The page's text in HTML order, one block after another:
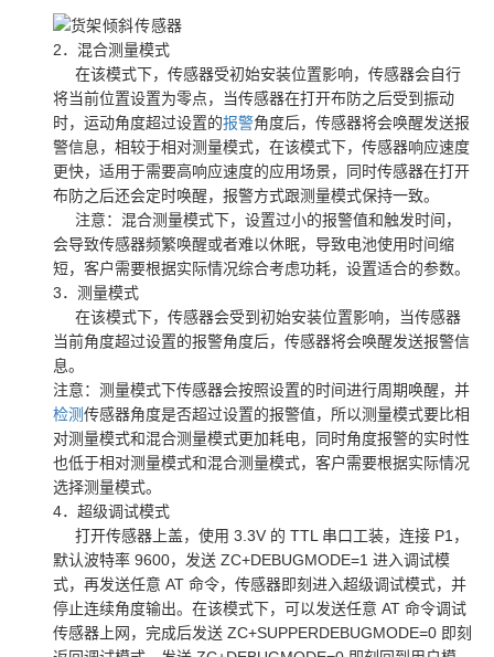
2．混合测量模式
在该模式下，传感器受初始安装位置影响，传感器会自行
将当前位置设置为零点，当传感器在打开布防之后受到振动
时，运动角度超过设置的报警角度后，传感器将会唤醒发送报
警信息，相较于相对测量模式，在该模式下，传感器响应速度
更快，适用于需要高响应速度的应用场景，同时传感器在打开
布防之后还会定时唤醒，报警方式跟测量模式保持一致。
注意：混合测量模式下，设置过小的报警值和触发时间，
会导致传感器频繁唤醒或者难以休眠，导致电池使用时间缩
短，客户需要根据实际情况综合考虑功耗，设置适合的参数。
3．测量模式
在该模式下，传感器会受到初始安装位置影响，当传感器
当前角度超过设置的报警角度后，传感器将会唤醒发送报警信
息。
注意：测量模式下传感器会按照设置的时间进行周期唤醒，并
检测传感器角度是否超过设置的报警值，所以测量模式要比相
对测量模式和混合测量模式更加耗电，同时角度报警的实时性
也低于相对测量模式和混合测量模式，客户需要根据实际情况
选择测量模式。
4．超级调试模式
打开传感器上盖，使用 3.3V 的 TTL 串口工装，连接 P1，
默认波特率 9600，发送 ZC+DEBUGMODE=1 进入调试模
式，再发送任意 AT 命令，传感器即刻进入超级调试模式，并
停止连续角度输出。在该模式下，可以发送任意 AT 命令调试
传感器上网，完成后发送 ZC+SUPPERDEBUGMODE=0 即刻